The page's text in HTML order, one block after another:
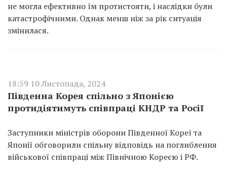
не могла ефективно їм протистояти, і наслідки були
катастрофічними. Однак менш ніж за рік ситуація
змінилася.
18:59 10 Листопада, 2024
Південна Корея спільно з Японією
протидіятимуть співпраці КНДР та Росії
Заступники міністрів оборони Південної Кореї та
Японії обговорили спільну відповідь на поглиблення
військової співпраці між Північною Кореєю і РФ.